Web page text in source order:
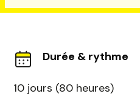
Durée & rythme
10 jours (80 heures)